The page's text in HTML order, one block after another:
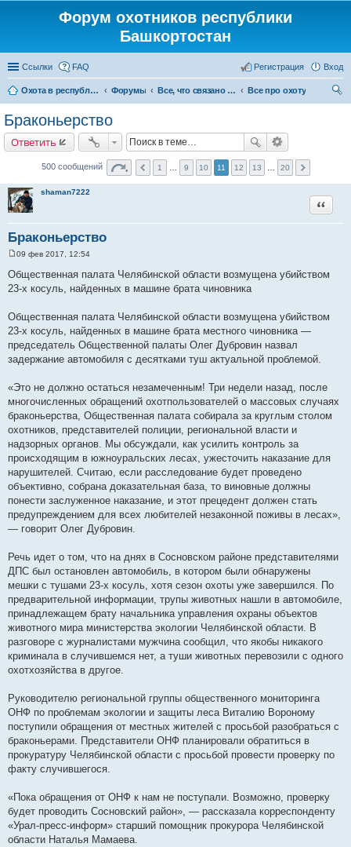
Форум охотников республики
Башкортостан
Ссылки FAQ Вход
Регистрация
Охота в республике Башкортостан Форумы Все, что связано с охотой
Все про охоту
Браконьерство
Ответить
500 сообщений 1 9 10 11 12 13 20
shaman7222
Браконьерство
Цитата
о
о
б
н
и
е
09 фев 2017, 12:54
Общественная палата Челябинской области возмущена убийством
23-х косуль, найденных в машине брата чиновника
Общественная палата Челябинской области возмущена убийством
23-х косуль, найденных в машине брата местного чиновника —
председатель Общественной палаты Олег Дубровин назвал
задержание автомобиля с десятками туш актуальной проблемой.
«Это не должно остаться незамеченным! Три недели назад, после
многочисленных обращений охотпользователей о массовых случаях
браконьерства, Общественная палата собирала за круглым столом
охотников, представителей полиции, региональной власти и
надзорных органов. Мы обсуждали, как усилить контроль за
происходящим в южноуральских лесах, ужесточить наказание для
нарушителей. Считаю, если расследование будет проведено
объективно, собрана доказательная база, то виновные должны
понести заслуженное наказание, и этот прецедент должен стать
предупреждением для всех любителей незаконной поживы в лесах»,
— говорит Олег Дубровин.
Речь идет о том, что на днях в Сосновском районе представителями
ДПС был остановлен автомобиль, в котором были обнаружены
мешки с тушами 23-х косуль, хотя сезон охоты уже завершился. По
предварительной информации, трупы животных нашли в автомобиле,
принадлежащем брату начальника управления охраны объектов
животного мира министерства экологии Челябинской области. В
разговоре с журналистами мужчина сообщил, что якобы никакого
криминала в случившемся нет, а туши животных перевозили с одного
охотхозяйства в другое.
Руководителю региональной группы общественного мониторинга
ОНФ по проблемам экологии и защиты леса Виталию Вороному
поступили обращения от местных жителей с просьбой разобраться с
браконьерами. Представители ОНФ планировали обратиться в
прокуратуру Челябинской области с просьбой провести проверку по
факту случившегося.
«Пока обращения от ОНФ к нам не поступали. Возможно, проверку
будет проводить Сосновский район», — рассказала корреспонденту
«Урал-пресс-информ» старший помощник прокурора Челябинской
области Наталья Мамаева.